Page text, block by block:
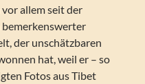
allem seit der
der unschätzbaren
hat, weil er – so
Fotos aus Tibet